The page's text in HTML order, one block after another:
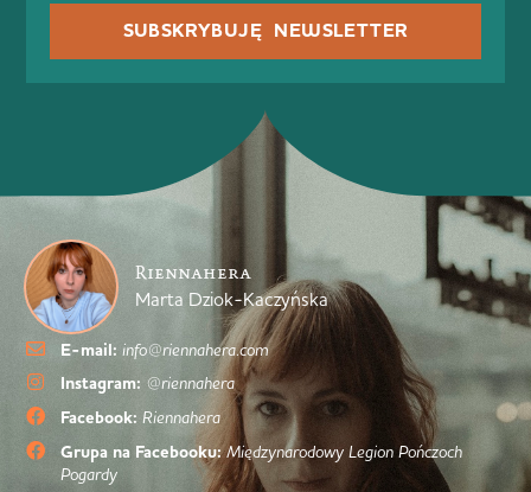
SUBSKRYBUJĘ NEWSLETTER
Riennahera
Marta Dziok-Kaczyńska
E-mail: info@riennahera.com
Instagram: @riennahera
Facebook: Riennahera
Grupa na Facebooku: Międzynarodowy Legion Pończoch
Pogardy